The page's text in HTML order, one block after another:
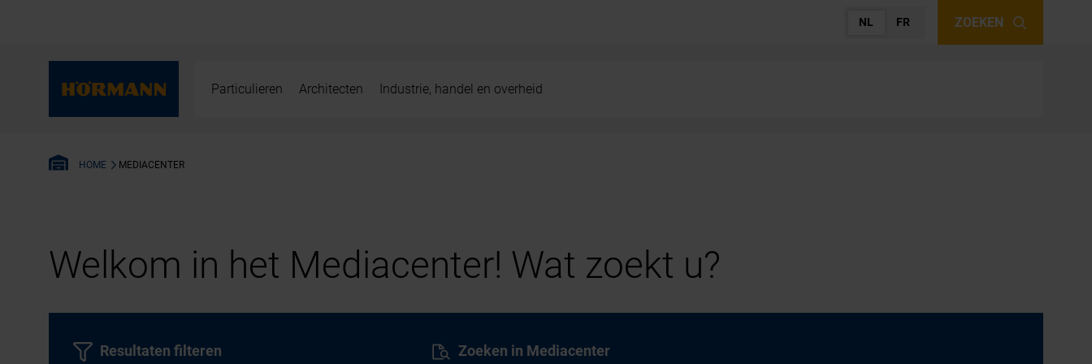
NL FR ZOEKEN
Particulieren Architecten Industrie, handel en overheid
HOME MEDIACENTER
Welkom in het Mediacenter! Wat zoekt u?
Zoeken in Mediacenter
Resultaten filteren